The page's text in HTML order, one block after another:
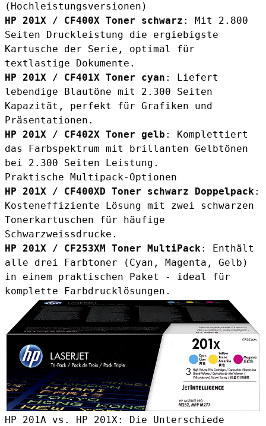
(Hochleistungsversionen)
HP 201X / CF400X Toner schwarz : Mit 2.800
Seiten Druckleistung die ergiebigste
Kartusche der Serie, optimal für
textlastige Dokumente.
HP 201X / CF401X Toner cyan : Liefert
lebendige Blautöne mit 2.300 Seiten
Kapazität, perfekt für Grafiken und
Präsentationen.
HP 201X / CF402X Toner gelb : Komplettiert
das Farbspektrum mit brillanten Gelbtönen
bei 2.300 Seiten Leistung.
Praktische Multipack-Optionen
HP 201X / CF400XD Toner schwarz Doppelpack:
Kosteneffiziente Lösung mit zwei schwarzen
Tonerkartuschen für häufige
Schwarzweissdrucke.
HP 201X / CF253XM Toner MultiPack: Enthält
alle drei Farbtoner (Cyan, Magenta, Gelb)
in einem praktischen Paket - ideal für
komplette Farbdrucklösungen.
HP 201A vs. HP 201X: Die Unterschiede